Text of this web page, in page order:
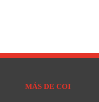
MÁS DE COI